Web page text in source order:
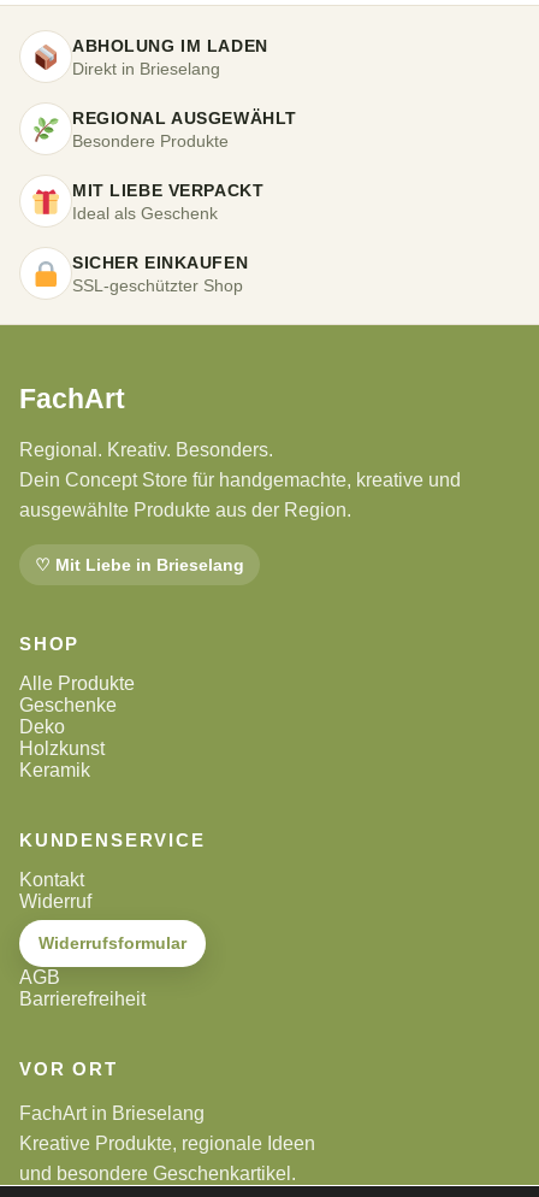
ABHOLUNG IM LADEN
Direkt in Brieselang
REGIONAL AUSGEWÄHLT
Besondere Produkte
MIT LIEBE VERPACKT
Ideal als Geschenk
SICHER EINKAUFEN
SSL-geschützter Shop
FachArt
Regional. Kreativ. Besonders.
Dein Concept Store für handgemachte, kreative und
ausgewählte Produkte aus der Region.
♡ Mit Liebe in Brieselang
SHOP
Alle Produkte
Geschenke
Deko
Holzkunst
Keramik
KUNDENSERVICE
Kontakt
Widerruf
Widerrufsformular
AGB
Barrierefreiheit
VOR ORT
FachArt in Brieselang
Kreative Produkte, regionale Ideen
und besondere Geschenkartikel.